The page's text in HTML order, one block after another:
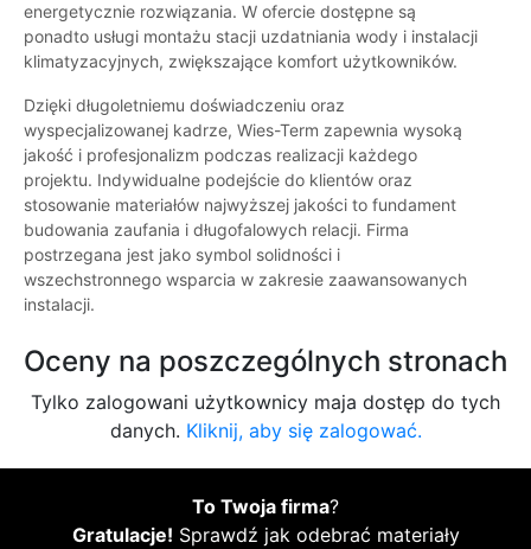
energetycznie rozwiązania. W ofercie dostępne są
ponadto usługi montażu stacji uzdatniania wody i instalacji
klimatyzacyjnych, zwiększające komfort użytkowników.
Dzięki długoletniemu doświadczeniu oraz
wyspecjalizowanej kadrze, Wies-Term zapewnia wysoką
jakość i profesjonalizm podczas realizacji każdego
projektu. Indywidualne podejście do klientów oraz
stosowanie materiałów najwyższej jakości to fundament
budowania zaufania i długofalowych relacji. Firma
postrzegana jest jako symbol solidności i
wszechstronnego wsparcia w zakresie zaawansowanych
instalacji.
Oceny na poszczególnych stronach
Tylko zalogowani użytkownicy maja dostęp do tych
danych. Kliknij, aby się zalogować.
To Twoja firma?
Gratulacje! Sprawdź jak odebrać materiały